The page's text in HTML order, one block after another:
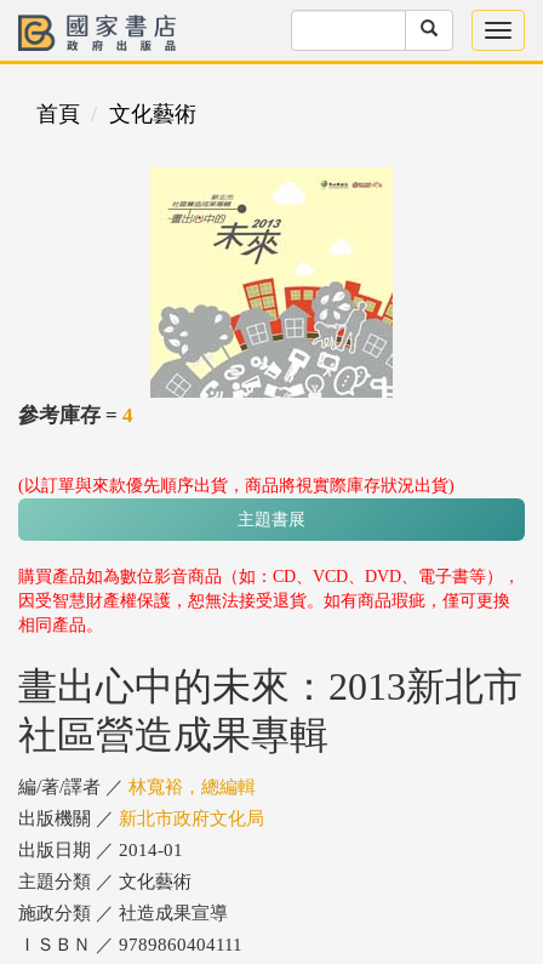
首頁 文化藝術
參考庫存 = 4
(以訂單與來款優先順序出貨，商品將視實際庫存狀況出貨)
主題書展
購買產品如為數位影音商品（如：CD、VCD、DVD、電子書等），
因受智慧財產權保護，恕無法接受退貨。如有商品瑕疵，僅可更換
相同產品。
畫出心中的未來：2013新北市
社區營造成果專輯
編/著/譯者 ／ 林寬裕，總編輯
出版機關 ／ 新北市政府文化局
出版日期 ／ 2014-01
主題分類 ／ 文化藝術
施政分類 ／ 社造成果宣導
ＩＳＢＮ ／ 9789860404111